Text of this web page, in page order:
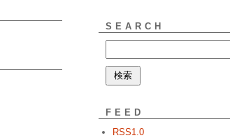
SEARCH
FEED
RSS1.0